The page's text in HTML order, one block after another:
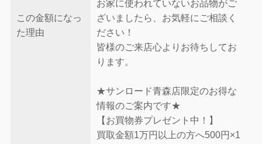
この金額になっ
た理由
お家に使われていないお品物がご
ざいましたら、お気軽にご相談く
ださい！
皆様のご来店心よりお待ちしてお
ります。
★サンロード青森店限定のお得な
情報のご案内です★
【お買物券プレゼント中！】
買取金額1万円以上の方へ500円×1